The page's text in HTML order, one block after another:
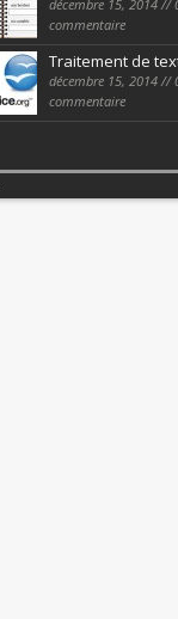
décembre 15, 2014 //
commentaire
Traitement de
décembre 15, 2014 //
commentaire